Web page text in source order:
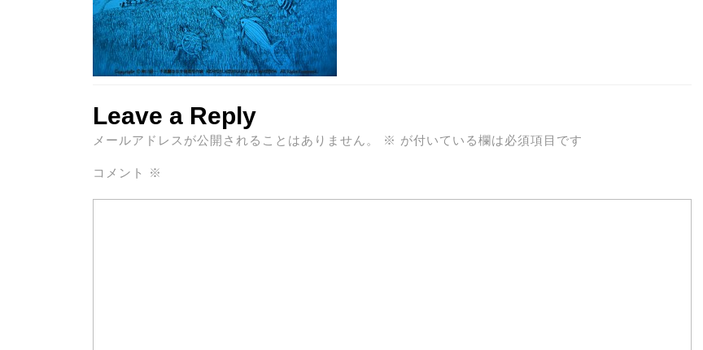
Leave a Reply
メールアドレスが公開されることはありません。 ※ が付いている欄は必須項目です
コメント ※